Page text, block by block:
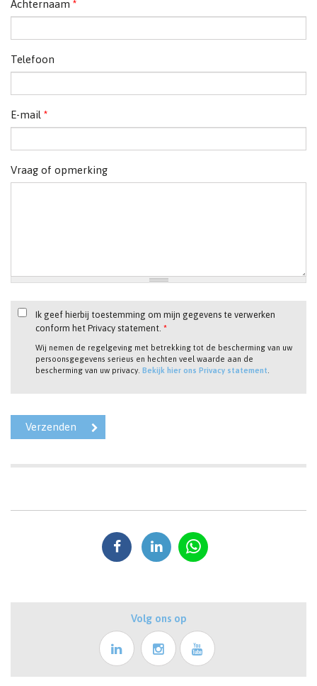
Achternaam *
Telefoon
E-mail *
Vraag of opmerking
Ik geef hierbij toestemming om mijn gegevens te verwerken
conform het Privacy statement. *
Wij nemen de regelgeving met betrekking tot de bescherming van uw
persoonsgegevens serieus en hechten veel waarde aan de
bescherming van uw privacy. Bekijk hier ons Privacy statement
Volg ons op